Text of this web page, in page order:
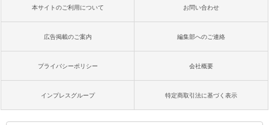
本サイトのご利用について お問い合わせ
広告掲載のご案内 編集部へのご連絡
プライバシーポリシー 会社概要
インプレスグループ 特定商取引法に基づく表示